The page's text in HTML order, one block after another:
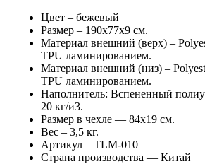
Цвет – бежевый
Размер – 190х77х9 см.
Материал внешний (верх) –
TPU ламинированием.
Материал внешний (низ) –
TPU ламинированием.
Наполнитель: Вспененный
20 кг/и3.
Размер в чехле — 84х19 см.
Вес – 3,5 кг.
Артикул – TLM-010
Страна производства — Китай